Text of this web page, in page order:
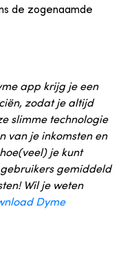
de zogenaamde
app krijg je een
zodat je altijd
slimme technologie
van je inkomsten en
je kunt
gemiddeld
Wil je weten
Dyme